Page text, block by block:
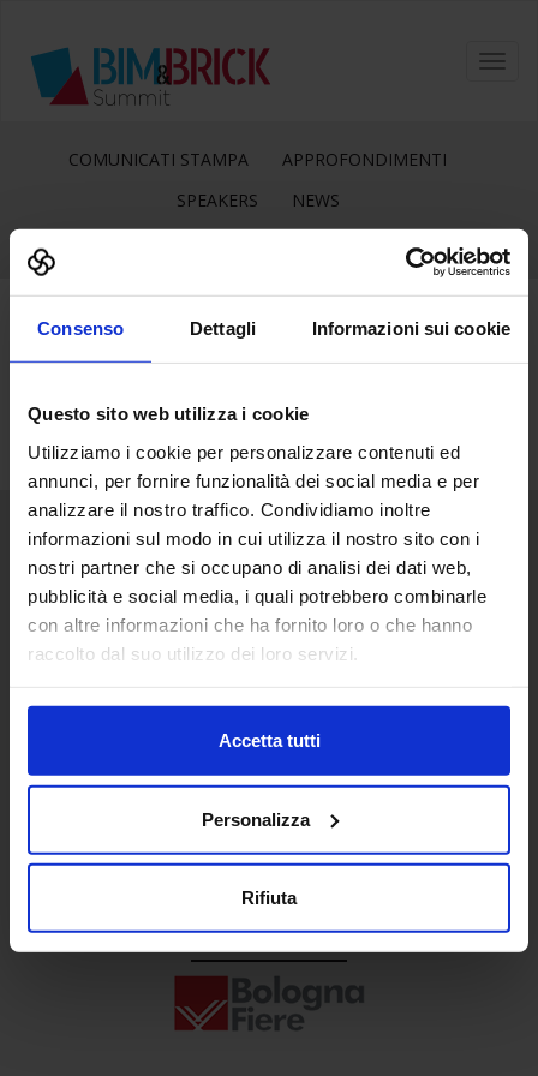
Consenso Dettagli Informazioni sui cookie
Questo sito web utilizza i cookie
Utilizziamo i cookie per personalizzare contenuti ed
annunci, per fornire funzionalità dei social media e per
analizzare il nostro traffico. Condividiamo inoltre
informazioni sul modo in cui utilizza il nostro sito con i
nostri partner che si occupano di analisi dei dati web,
pubblicità e social media, i quali potrebbero combinarle
con altre informazioni che ha fornito loro o che hanno
raccolto dal suo utilizzo dei loro servizi.
Accetta tutti
Personalizza
Rifiuta
COMUNICATI STAMPA
APPROFONDIMENTI
SPEAKERS
NEWS
Senaf srl
+ 39 02.332039460
Progetto e direzione